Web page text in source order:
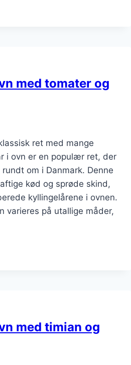
med tomater og
ret med mange
i ovn er en populær ret, der
om i Danmark. Denne
kød og sprøde skind,
kyllingelårene i ovnen.
varieres på utallige måder,
med timian og